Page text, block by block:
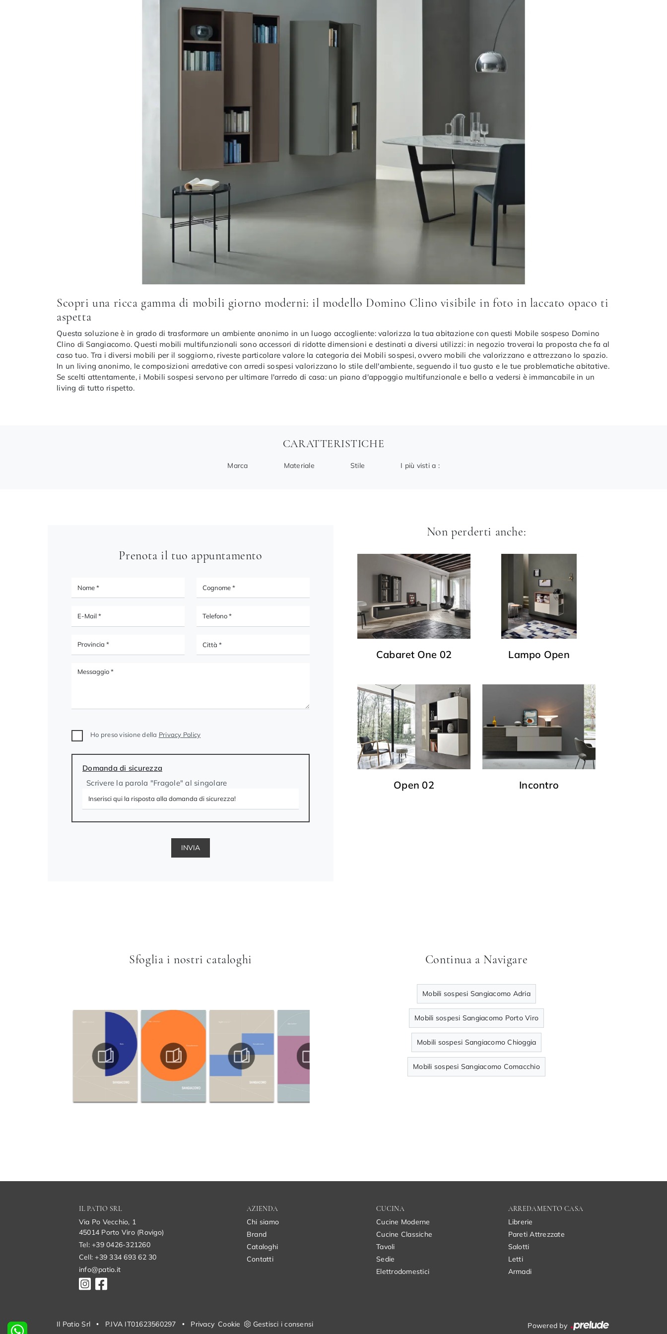
Scopri una ricca gamma di mobili giorno moderni: il modello Domino Clino visibile in foto in laccato opaco ti
aspetta
Questa soluzione è in grado di trasformare un ambiente anonimo in un luogo accogliente: valorizza la tua abitazione con questi Mobile sospeso Domino
Clino di Sangiacomo. Questi mobili multifunzionali sono accessori di ridotte dimensioni e destinati a diversi utilizzi: in negozio troverai la proposta che fa al
caso tuo. Tra i diversi mobili per il soggiorno, riveste particolare valore la categoria dei Mobili sospesi, ovvero mobili che valorizzano e attrezzano lo spazio.
In un living anonimo, le composizioni arredative con arredi sospesi valorizzano lo stile dell'ambiente, seguendo il tuo gusto e le tue problematiche abitative.
Se scelti attentamente, i Mobili sospesi servono per ultimare l'arredo di casa: un piano d'appoggio multifunzionale e bello a vedersi è immancabile in un
living di tutto rispetto.
CARATTERISTICHE
Marca Materiale Stile I più visti a :
Prenota il tuo appuntamento
Ho preso visione della Privacy Policy
Domanda di sicurezza
Scrivere la parola "Fragole" al singolare
INVIA
Non perderti anche:
Cabaret One 02 Lampo Open
Open 02 Incontro
Sfoglia i nostri cataloghi Continua a Navigare
Mobili sospesi Sangiacomo Adria
Mobili sospesi Sangiacomo Porto Viro
Mobili sospesi Sangiacomo Chioggia
Mobili sospesi Sangiacomo Comacchio
IL PATIO SRL
Via Po Vecchio, 1
45014 Porto Viro (Rovigo)
Tel: +39 0426-321260
Cell: +39 334 693 62 30
info@patio.it
AZIENDA
Chi siamo
Brand
Cataloghi
Contatti
CUCINA
Cucine Moderne
Cucine Classiche
Tavoli
Sedie
Elettrodomestici
ARREDAMENTO CASA
Librerie
Pareti Attrezzate
Salotti
Letti
Armadi
Il Patio Srl • P.IVA IT01623560297 • Privacy Cookie Gestisci i consensi Powered by